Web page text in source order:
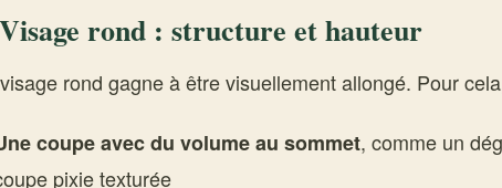
rond : structure et hauteur
rond gagne à être visuellement allongé. Pour
coupe avec du volume au sommet, comme un
pixie texturée